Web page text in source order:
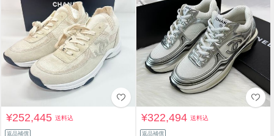
¥252,445送料込
返品補償
¥322,494送料込
返品補償